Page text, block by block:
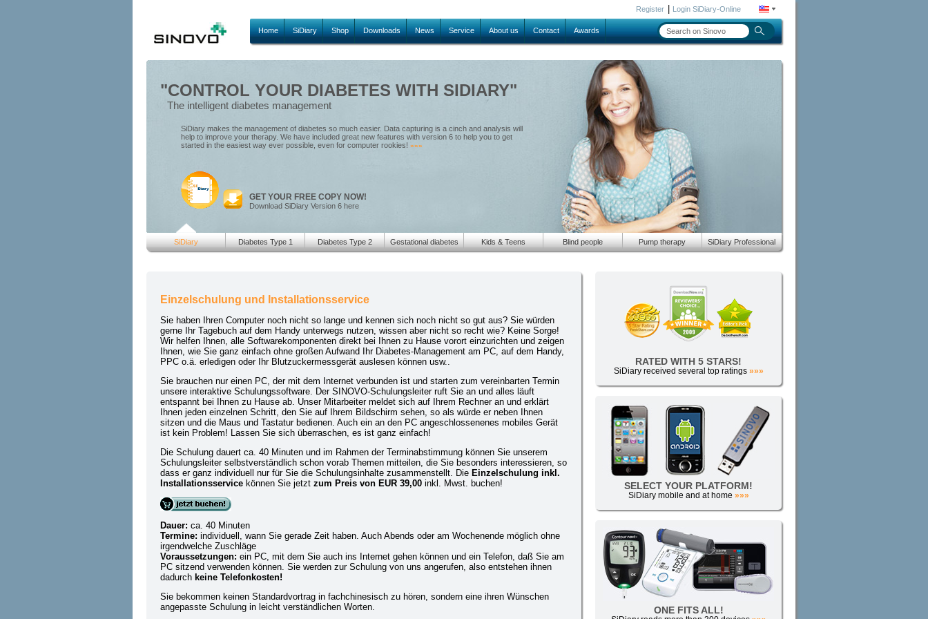
Register| Login SiDiary-Online
Home SiDiary Shop Downloads News Service About us Contact Awards
"CONTROL YOUR DIABETES WITH SIDIARY"
The intelligent diabetes management
SiDiary makes the management of diabetes so much easier. Data capturing is a cinch and analysis will
help to improve your therapy. We have included great new features with version 6 to help you to get
started in the easiest way ever possible, even for computer rookies! »»»
GET YOUR FREE COPY NOW!
Download SiDiary Version 6 here
SiDiary Diabetes Type 1 Diabetes Type 2 Gestational diabetes Kids & Teens Blind people Pump therapy SiDiary Professional
Einzelschulung und Installationsservice
Sie haben Ihren Computer noch nicht so lange und kennen sich noch nicht so gut aus? Sie würden
gerne Ihr Tagebuch auf dem Handy unterwegs nutzen, wissen aber nicht so recht wie? Keine Sorge!
Wir helfen Ihnen, alle Softwarekomponenten direkt bei Ihnen zu Hause vorort einzurichten und zeigen
Ihnen, wie Sie ganz einfach ohne großen Aufwand Ihr Diabetes-Management am PC, auf dem Handy,
PPC o.ä. erledigen oder Ihr Blutzuckermessgerät auslesen können usw..
Sie brauchen nur einen PC, der mit dem Internet verbunden ist und starten zum vereinbarten Termin
unsere interaktive Schulungssoftware. Der SINOVO-Schulungsleiter ruft Sie an und alles läuft
entspannt bei Ihnen zu Hause ab. Unser Mitarbeiter meldet sich auf Ihrem Rechner an und erklärt
Ihnen jeden einzelnen Schritt, den Sie auf Ihrem Bildschirm sehen, so als würde er neben Ihnen
sitzen und die Maus und Tastatur bedienen. Auch ein an den PC angeschlossenenes mobiles Gerät
ist kein Problem! Lassen Sie sich überraschen, es ist ganz einfach!
Die Schulung dauert ca. 40 Minuten und im Rahmen der Terminabstimmung können Sie unserem
Schulungsleiter selbstverständlich schon vorab Themen mitteilen, die Sie besonders interessieren, so
dass er ganz individuell nur für Sie die Schulungsinhalte zusammenstellt. Die Einzelschulung inkl.
Installationsservice können Sie jetzt zum Preis von EUR 39,00 inkl. Mwst. buchen!
Dauer: ca. 40 Minuten
Termine: individuell, wann Sie gerade Zeit haben. Auch Abends oder am Wochenende möglich ohne
irgendwelche Zuschläge
Voraussetzungen: ein PC, mit dem Sie auch ins Internet gehen können und ein Telefon, daß Sie am
PC sitzend verwenden können. Sie werden zur Schulung von uns angerufen, also entstehen ihnen
dadurch keine Telefonkosten!
Sie bekommen keinen Standardvortrag in fachchinesisch zu hören, sondern eine ihren Wünschen
angepasste Schulung in leicht verständlichen Worten.
RATED WITH 5 STARS!
SiDiary received several top ratings »»»
SELECT YOUR PLATFORM!
SiDiary mobile and at home »»»
ONE FITS ALL!